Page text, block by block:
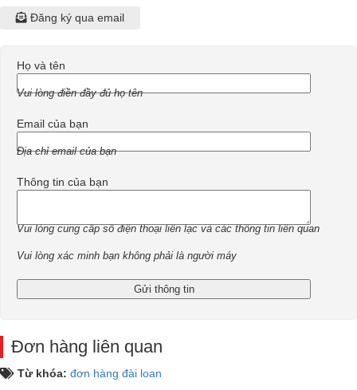
Đăng ký qua email
Họ và tên
Vui lòng điền đầy đủ họ tên
Email của bạn
Địa chỉ email của bạn
Thông tin của bạn
Vui lòng cung cấp số điện thoại liên lạc và các thông tin liên quan
Vui lòng xác minh bạn không phải là người máy
Đơn hàng liên quan
Từ khóa: đơn hàng đài loan